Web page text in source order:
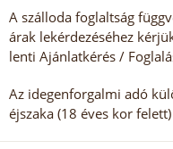
A szálloda foglaltság
árak lekérdezéséhez
lenti Ajánlatkérés /
Az idegenforgalmi adó
éjszaka (18 éves kor felett)